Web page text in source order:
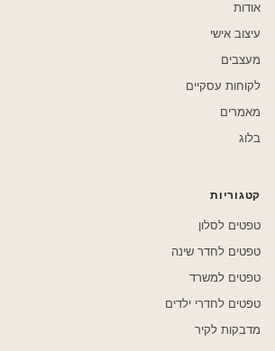
אודות
עיצוב אישי
מעצבים
לקוחות עסקיים
מאמרים
בלוג
קטגוריות
טפטים לסלון
טפטים לחדר שינה
טפטים למשרד
טפטים לחדרי ילדים
מדבקות לקיר